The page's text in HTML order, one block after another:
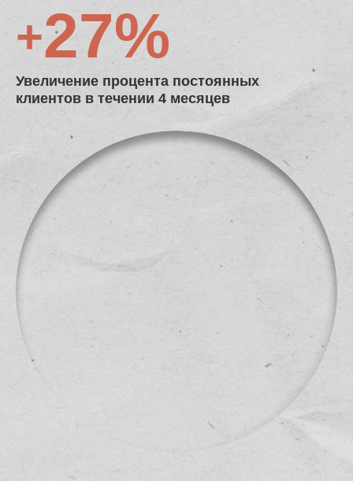
+27%
Увеличение процента постоянных
клиентов в течении 4 месяцев